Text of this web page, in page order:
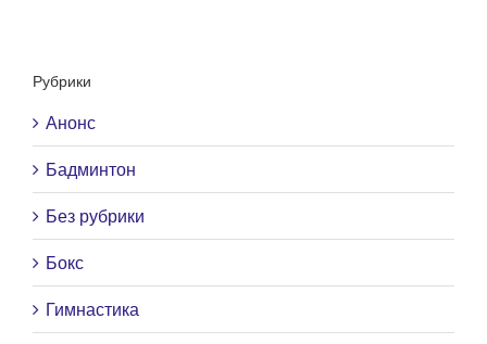
Рубрики
Анонс
Бадминтон
Без рубрики
Бокс
Гимнастика